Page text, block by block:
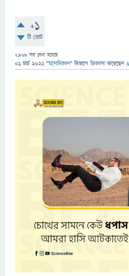
+1
টি ভোট
2,968 বার দেখা হয়েছে
01 মার্চ 2022 "মনোবিজ্ঞান" বিভাগে জিজ্ঞাসাকরেছেন